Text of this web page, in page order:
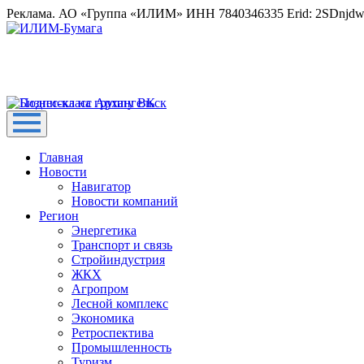
Реклама. АО «Группа «ИЛИМ» ИНН 7840346335 Erid:
Главная
Новости
Навигатор
Новости компаний
Регион
Энергетика
Транспорт и связь
Стройиндустрия
ЖКХ
Агропром
Лесной комплекс
Экономика
Ретроспектива
Промышленность